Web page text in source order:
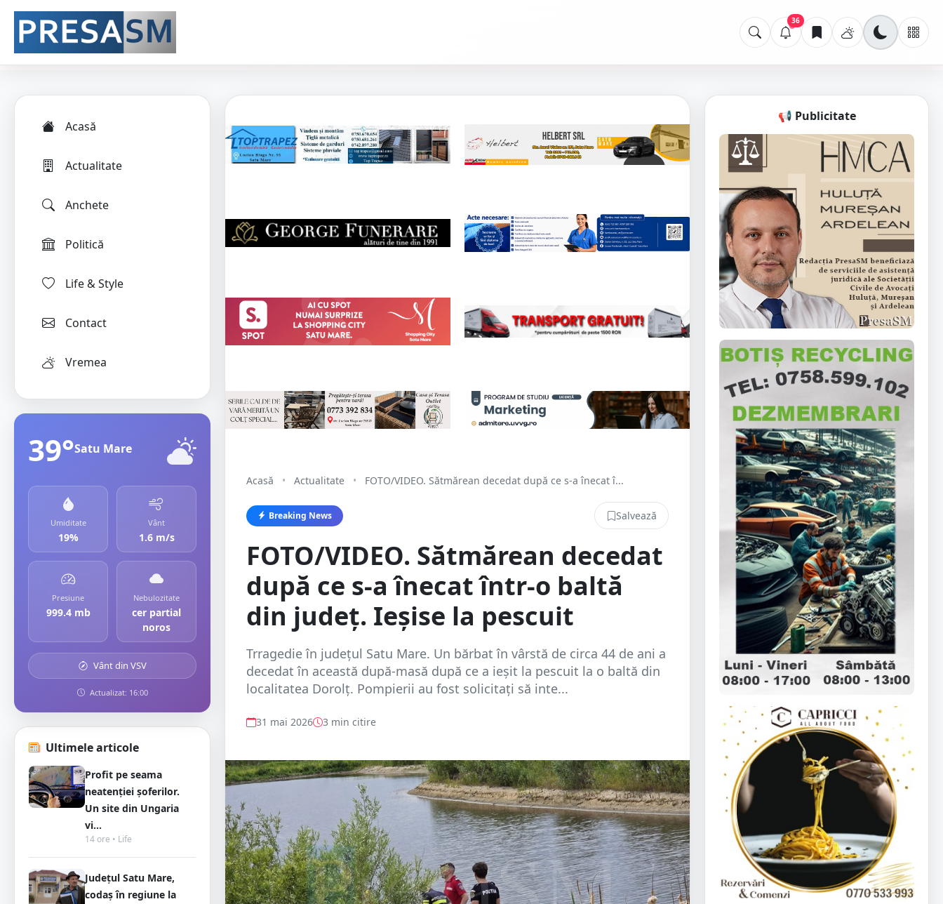
36
Acasă
Actualitate
Anchete
Politică
Life & Style
Contact
Vremea
39°Satu Mare
Umiditate
19%
Vânt
1.6 m/s
Presiune
999.4 mb
Nebulozitate
cer partial
noros
Vânt din VSV
Actualizat: 16:00
Ultimele articole
Profit pe seama
neatenției șoferilor.
Un site din Ungaria
vi...
14 ore • Life
Județul Satu Mare,
codaș în regiune la
Acasă • Actualitate • FOTO/VIDEO. Sătmărean decedat după ce s-a înecat î...
Breaking News Salvează
FOTO/VIDEO. Sătmărean decedat
după ce s-a înecat într-o baltă
din județ. Ieșise la pescuit
Trragedie în județul Satu Mare. Un bărbat în vârstă de circa 44 de ani a
decedat în această după-masă după ce a ieșit la pescuit la o baltă din
localitatea Dorolț. Pompierii au fost solicitați să inte...
31 mai 2026 3 min citire
📢 Publicitate